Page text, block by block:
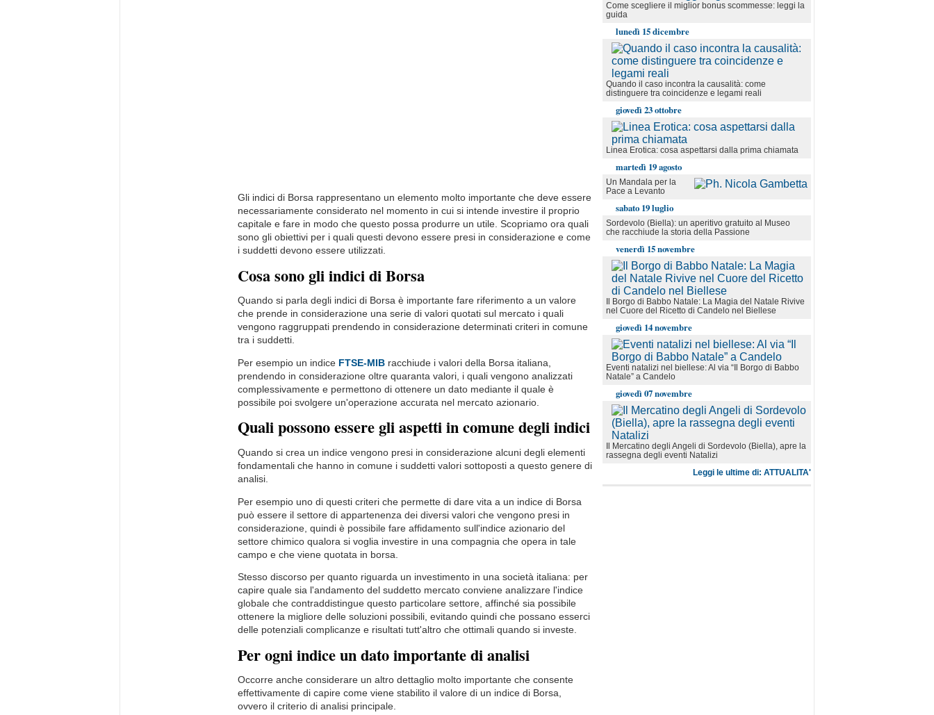
Gli indici di Borsa rappresentano un elemento molto importante che deve essere
necessariamente considerato nel momento in cui si intende investire il proprio
capitale e fare in modo che questo possa produrre un utile. Scopriamo ora quali
sono gli obiettivi per i quali questi devono essere presi in considerazione e come
i suddetti devono essere utilizzati.
Cosa sono gli indici di Borsa
Quando si parla degli indici di Borsa è importante fare riferimento a un valore
che prende in considerazione una serie di valori quotati sul mercato i quali
vengono raggruppati prendendo in considerazione determinati criteri in comune
tra i suddetti.
Per esempio un indice FTSE-MIB racchiude i valori della Borsa italiana,
prendendo in considerazione oltre quaranta valori, i quali vengono analizzati
complessivamente e permettono di ottenere un dato mediante il quale è
possibile poi svolgere un'operazione accurata nel mercato azionario.
Quali possono essere gli aspetti in comune degli indici
Quando si crea un indice vengono presi in considerazione alcuni degli elementi
fondamentali che hanno in comune i suddetti valori sottoposti a questo genere di
analisi.
Per esempio uno di questi criteri che permette di dare vita a un indice di Borsa
può essere il settore di appartenenza dei diversi valori che vengono presi in
considerazione, quindi è possibile fare affidamento sull'indice azionario del
settore chimico qualora si voglia investire in una compagnia che opera in tale
campo e che viene quotata in borsa.
Stesso discorso per quanto riguarda un investimento in una società italiana: per
capire quale sia l'andamento del suddetto mercato conviene analizzare l'indice
globale che contraddistingue questo particolare settore, affinché sia possibile
ottenere la migliore delle soluzioni possibili, evitando quindi che possano esserci
delle potenziali complicanze e risultati tutt'altro che ottimali quando si investe.
Per ogni indice un dato importante di analisi
Occorre anche considerare un altro dettaglio molto importante che consente
effettivamente di capire come viene stabilito il valore di un indice di Borsa,
ovvero il criterio di analisi principale.
Come scegliere il miglior bonus scommesse: leggi la
guida
lunedì 15 dicembre
Quando il caso incontra la causalità: come
distinguere tra coincidenze e legami reali
giovedì 23 ottobre
Linea Erotica: cosa aspettarsi dalla prima chiamata
martedì 19 agosto
Un Mandala per la
Pace a Levanto
sabato 19 luglio
Sordevolo (Biella): un aperitivo gratuito al Museo
che racchiude la storia della Passione
venerdì 15 novembre
Il Borgo di Babbo Natale: La Magia del Natale Rivive
nel Cuore del Ricetto di Candelo nel Biellese
giovedì 14 novembre
Eventi natalizi nel biellese: Al via “Il Borgo di Babbo
Natale” a Candelo
giovedì 07 novembre
Il Mercatino degli Angeli di Sordevolo (Biella), apre la
rassegna degli eventi Natalizi
Leggi le ultime di: ATTUALITA'